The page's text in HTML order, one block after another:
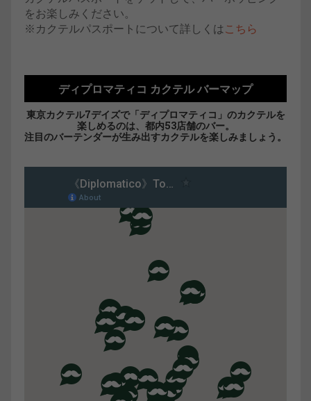
をお楽しみください。
※カクテルパスポートについて詳しくはこちら
ディプロマティコ カクテル バーマップ
東京カクテル7デイズで「ディプロマティコ」のカクテルを
楽しめるのは、都内53店舗のバー。
注目のバーテンダーが生み出すカクテルを楽しみましょう。